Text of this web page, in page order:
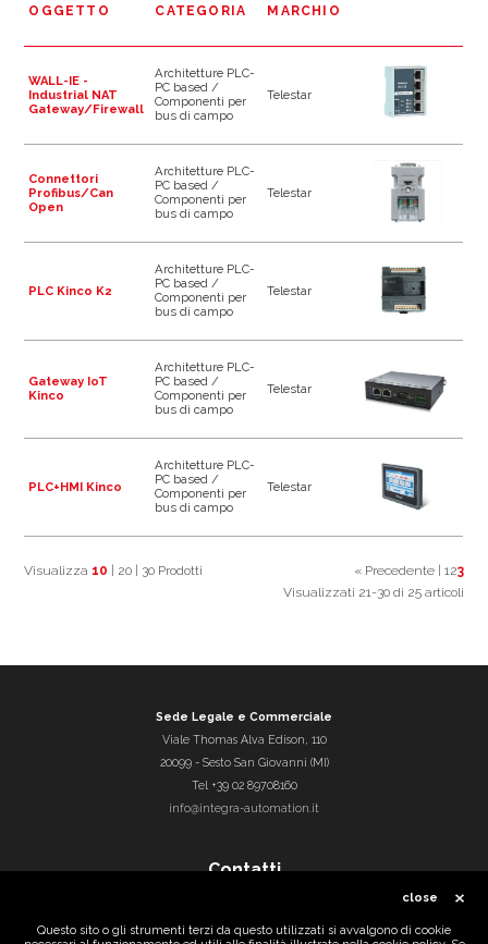
OGGETTO CATEGORIA MARCHIO
WALL-IE -
Industrial NAT
Gateway/Firewall
Architetture PLC-
PC based /
Componenti per
bus di campo
Telestar
Connettori
Profibus/Can
Open
Architetture PLC-
PC based /
Componenti per
bus di campo
Telestar
PLC Kinco K2
Architetture PLC-
PC based /
Componenti per
bus di campo
Telestar
Gateway IoT
Kinco
Architetture PLC-
PC based /
Componenti per
bus di campo
Telestar
PLC+HMI Kinco
Architetture PLC-
PC based /
Componenti per
bus di campo
Telestar
Visualizza 10 20 30 Prodotti « Precedente| 123
Visualizzati 21-30 di 25 articoli
Contatti
Sede Legale e Commerciale
Viale Thomas Alva Edison, 110
20099- Sesto San Giovanni (MI)
Tel +39 02 89708160
info@integra-automation.it
close
Questo sito o gli strumenti terzi da questo utilizzati si avvalgono di cookie